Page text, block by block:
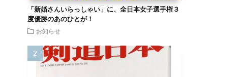
「新婚さんいらっしゃい」に、全日本女子選手権３
度優勝のあのひとが！
お知らせ